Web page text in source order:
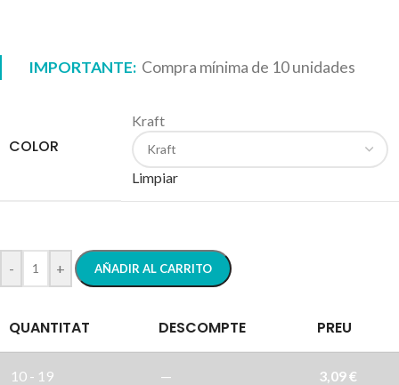
IMPORTANTE: Compra mínima de 10 unidades
COLOR
Kraft
Limpiar
- + AÑADIR AL CARRITO
QUANTITAT DESCOMPTE PREU
10 - 19 — 3,09€